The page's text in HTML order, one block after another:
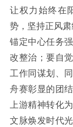
让权力始终在
势，坚持正风肃
锚定中心任务
改整治；要自
工作同谋划、
舟赛彰显的团
上游精神转化
文脉焕发时代